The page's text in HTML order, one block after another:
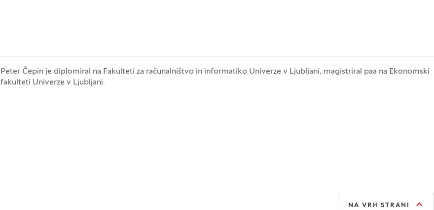
Peter Čepin je diplomiral na Fakulteti za računalništvo in informatiko Univerze v Ljubljani, magistriral paa na Ekonomski
fakulteti Univerze v Ljubljani.
NA VRH STRANI